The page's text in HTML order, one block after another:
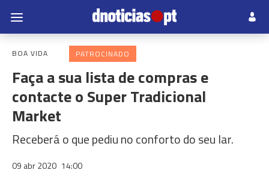
BOA VIDA PATROCINADO
Faça a sua lista de compras e
contacte o Super Tradicional
Market
Receberá o que pediu no conforto do seu lar.
09 abr 2020 14:00